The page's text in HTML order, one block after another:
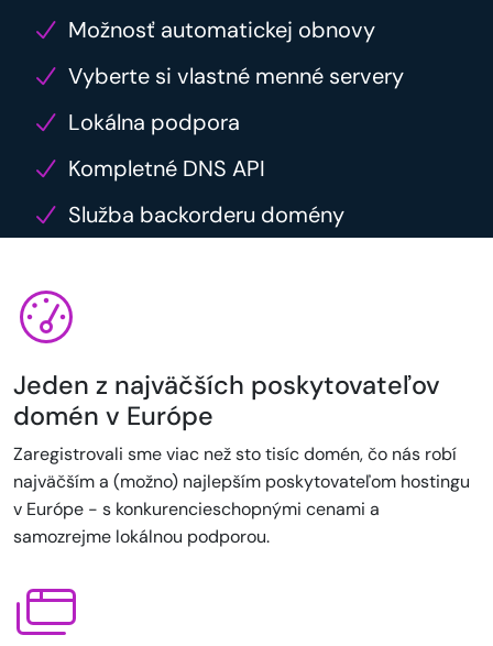
Možnosť automatickej obnovy
Vyberte si vlastné menné servery
Lokálna podpora
Kompletné DNS API
Služba backorderu domény
Jeden z najväčších poskytovateľov
domén v Európe
Zaregistrovali sme viac než sto tisíc domén, čo nás robí
najväčším a (možno) najlepším poskytovateľom hostingu
v Európe - s konkurencieschopnými cenami a
samozrejme lokálnou podporou.